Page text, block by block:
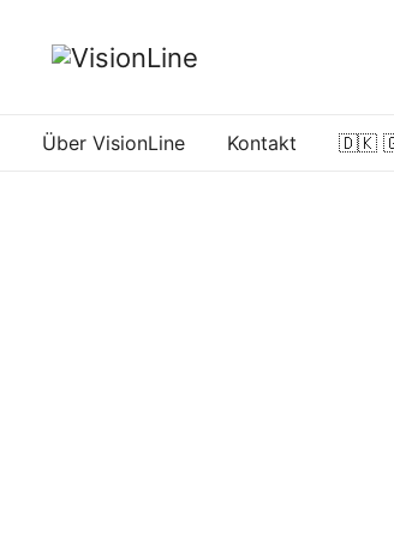
VisionLine
Über VisionLine Kontakt 🇩🇰